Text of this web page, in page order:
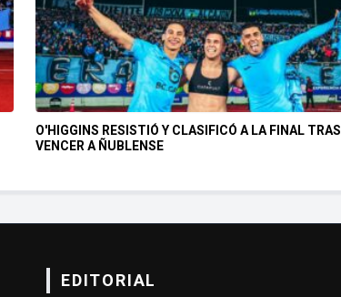
O'HIGGINS RESISTIÓ Y CLASIFICÓ A LA FINAL TRAS
VENCER A ÑUBLENSE
EDITORIAL